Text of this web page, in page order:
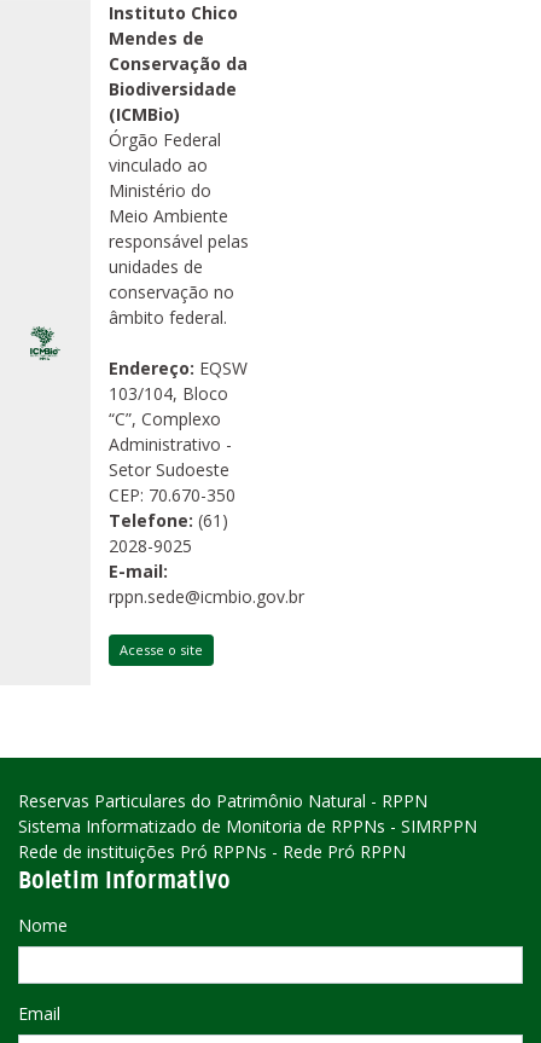
Instituto Chico
Mendes de
Conservação da
Biodiversidade
(ICMBio)
Órgão Federal
vinculado ao
Ministério do
Meio Ambiente
responsável pelas
unidades de
conservação no
âmbito federal.
Endereço: EQSW
103/104, Bloco
“C”, Complexo
Administrativo -
Setor Sudoeste
CEP: 70.670-350
Telefone: (61)
2028-9025
E-mail:
rppn.sede@icmbio.gov.br
Acesse o site
Reservas Particulares do Patrimônio Natural - RPPN
Sistema Informatizado de Monitoria de RPPNs - SIMRPPN
Rede de instituições Pró RPPNs - Rede Pró RPPN
Boletim Informativo
Nome
Email